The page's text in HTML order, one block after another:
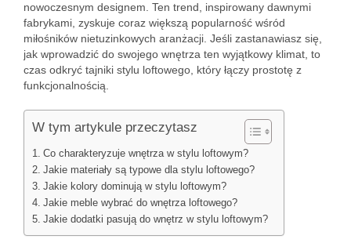
nowoczesnym designem. Ten trend, inspirowany dawnymi
fabrykami, zyskuje coraz większą popularność wśród
miłośników nietuzinkowych aranżacji. Jeśli zastanawiasz się,
jak wprowadzić do swojego wnętrza ten wyjątkowy klimat, to
czas odkryć tajniki stylu loftowego, który łączy prostotę z
funkcjonalnością.
W tym artykule przeczytasz
Co charakteryzuje wnętrza w stylu loftowym?
Jakie materiały są typowe dla stylu loftowego?
Jakie kolory dominują w stylu loftowym?
Jakie meble wybrać do wnętrza loftowego?
Jakie dodatki pasują do wnętrz w stylu loftowym?